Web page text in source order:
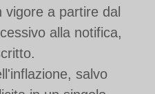
a partire dal
alla notifica,
salvo